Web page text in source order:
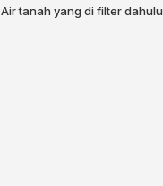
Air tanah yang di filter dahulu